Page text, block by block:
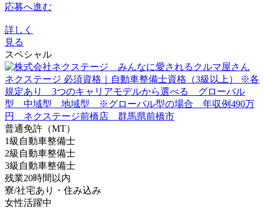
応募へ進む
詳しく
見る
スペシャル
普通免許（MT）
1級自動車整備士
2級自動車整備士
3級自動車整備士
残業20時間以内
寮/社宅あり・住み込み
女性活躍中